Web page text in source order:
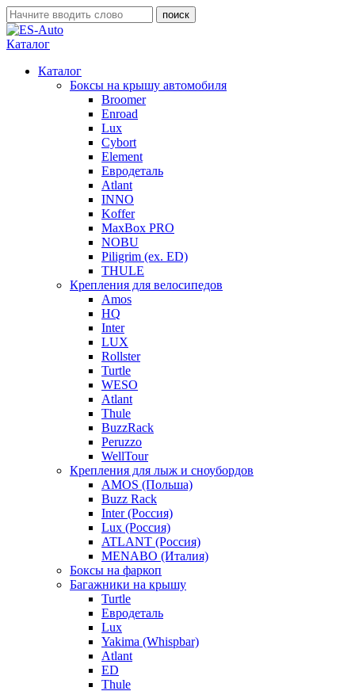
Каталог
Каталог
Боксы на крышу автомобиля
Broomer
Enroad
Lux
Cybort
Element
Евродеталь
Atlant
INNO
Koffer
MaxBox PRO
NOBU
Piligrim (ex. ED)
THULE
Крепления для велосипедов
Amos
HQ
Inter
LUX
Rollster
Turtle
WESO
Atlant
Thule
BuzzRack
Peruzzo
WellTour
Крепления для лыж и сноубордов
AMOS (Польша)
Buzz Rack
Inter (Россия)
Lux (Россия)
ATLANT (Россия)
MENABO (Италия)
Боксы на фаркоп
Багажники на крышу
Turtle
Евродеталь
Lux
Yakima (Whispbar)
Atlant
ED
Thule